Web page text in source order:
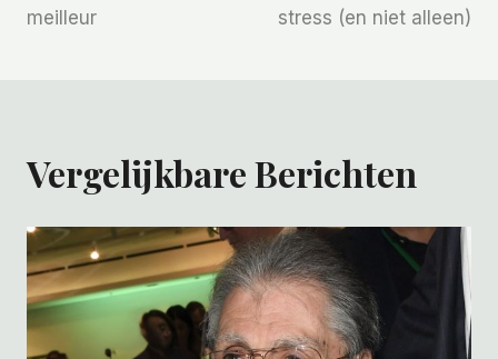
meilleur
stress (en niet alleen)
Vergelijkbare Berichten